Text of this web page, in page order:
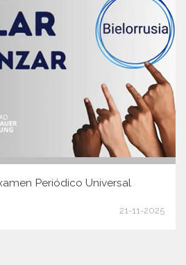
Periódico Universal
21-11-2025